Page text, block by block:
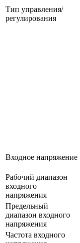
Тип управления/
регулирования
Входное напряжение
Рабочий диапазон
входного
напряжения
Предельный
диапазон входного
напряжения
Частота входного